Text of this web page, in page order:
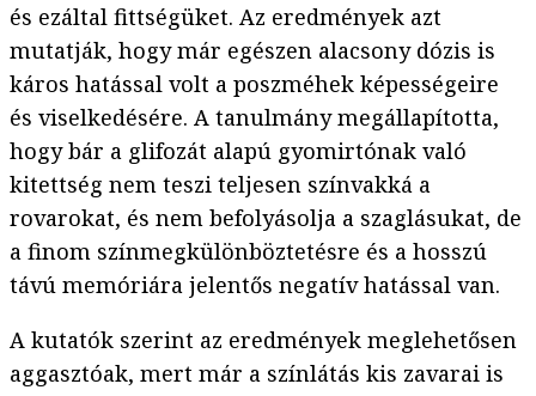
és ezáltal fittségüket. Az eredmények azt
mutatják, hogy már egészen alacsony dózis is
káros hatással volt a poszméhek képességeire
és viselkedésére. A tanulmány megállapította,
hogy bár a glifozát alapú gyomirtónak való
kitettség nem teszi teljesen színvakká a
rovarokat, és nem befolyásolja a szaglásukat, de
a finom színmegkülönböztetésre és a hosszú
távú memóriára jelentős negatív hatással van.
A kutatók szerint az eredmények meglehetősen
aggasztóak, mert már a színlátás kis zavarai is